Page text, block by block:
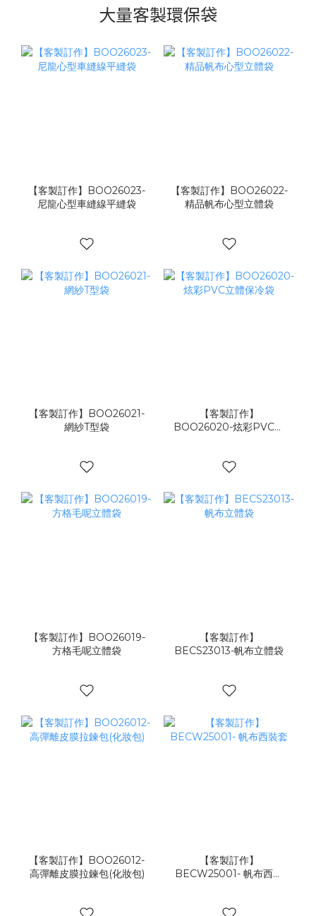
大量客製環保袋
【客製訂作】BOO26023-
尼龍心型車縫線平縫袋
【客製訂作】BOO26022-
精品帆布心型立體袋
【客製訂作】BOO26021-
網紗T型袋
【客製訂作】
BOO26020-炫彩PVC立
【客製訂作】BOO26019-
方格毛呢立體袋
【客製訂作】
BECS23013-帆布立體袋
【客製訂作】BOO26012-
高彈離皮膜拉鍊包(化妝包)
【客製訂作】
BECW25001- 帆布西裝